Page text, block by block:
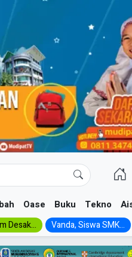
Oase Buku Tekno
Desak... Vanda, Siswa SMK...